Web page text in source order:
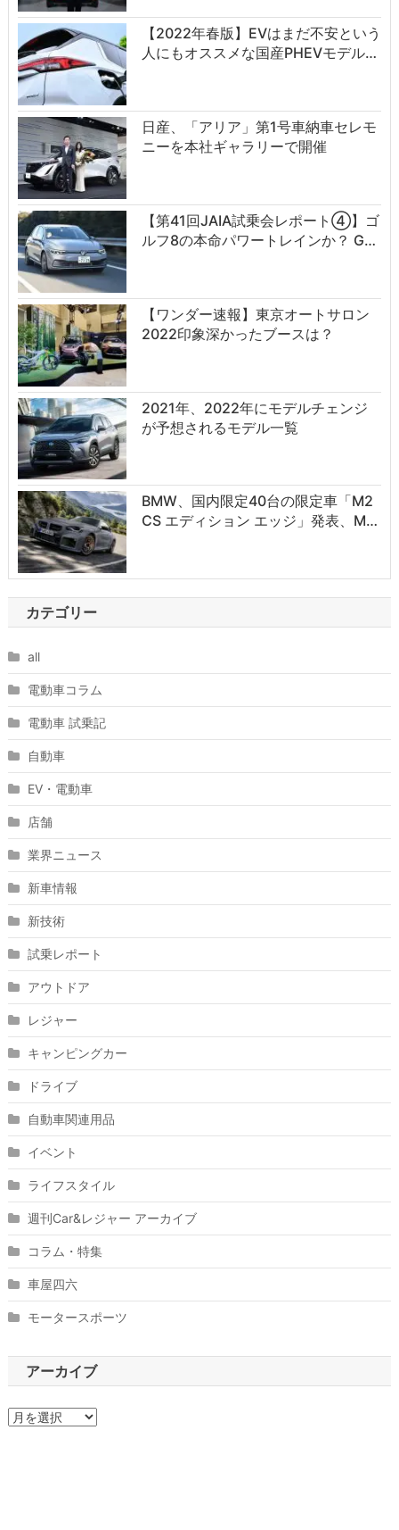
【2022年春版】EVはまだ不安という
人にもオススメな国産PHEVモデル…
日産、「アリア」第1号車納車セレモ
ニーを本社ギャラリーで開催
【第41回JAIA試乗会レポート④】ゴ
ルフ8の本命パワートレインか？ G…
【ワンダー速報】東京オートサロン
2022印象深かったブースは？
2021年、2022年にモデルチェンジ
が予想されるモデル一覧
BMW、国内限定40台の限定車「M2
CS エディション エッジ」発表、M…
カテゴリー
all
電動車コラム
電動車 試乗記
自動車
EV・電動車
店舗
業界ニュース
新車情報
新技術
試乗レポート
アウトドア
レジャー
キャンピングカー
ドライブ
自動車関連用品
イベント
ライフスタイル
週刊Car&レジャー アーカイブ
コラム・特集
車屋四六
モータースポーツ
アーカイブ
ア